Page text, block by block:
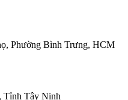
Phường Bình Trưng, HCM
Tỉnh Tây Ninh